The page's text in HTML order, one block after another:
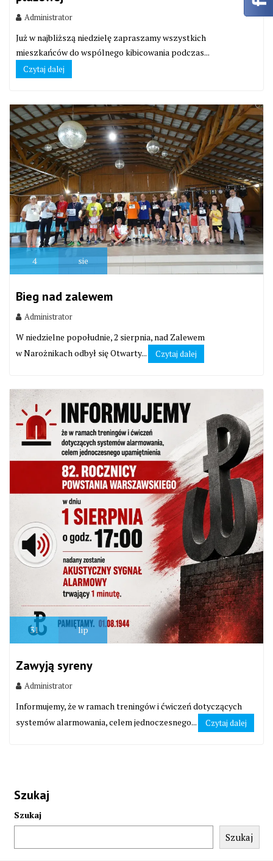
Administrator
Już w najbliższą niedzielę zapraszamy wszystkich
mieszkańców do wspólnego kibicowania podczas...
Czytaj dalej
4 sie
Bieg nad zalewem
Administrator
W niedzielne popołudnie, 2 sierpnia, nad Zalewem
w Narożnikach odbył się Otwarty...
Czytaj dalej
31 lip
Zawyją syreny
Administrator
Informujemy, że w ramach treningów i ćwiczeń dotyczących
systemów alarmowania, celem jednoczesnego...
Czytaj dalej
Szukaj
Szukaj
Szukaj